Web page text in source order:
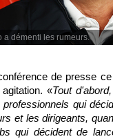
a démenti les rumeurs.
de presse
«Tout
qui
et les dirigeants,
qui décident de